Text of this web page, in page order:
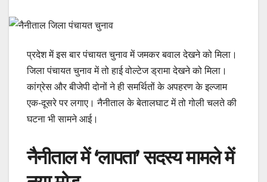
प्रदेश में इस बार पंचायत चुनाव में जमकर बवाल देखने को मिला।
जिला पंचायत चुनाव में तो हाई वोल्टेज ड्रामा देखने को मिला।
कांग्रेस और बीजेपी दोनों ने ही समर्थितों के अपहरण के इल्जाम
एक-दूसरे पर लगाए। नैनीताल के बेतालघाट में तो गोली चलते की
घटना भी सामने आई।
नैनीताल में ‘लापता’ सदस्य मामले में